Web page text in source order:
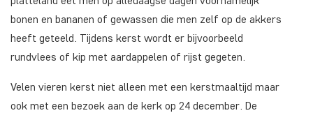
bonen en bananen of gewassen die men zelf op de akkers
heeft geteeld. Tijdens kerst wordt er bijvoorbeeld
rundvlees of kip met aardappelen of rijst gegeten.
Velen vieren kerst niet alleen met een kerstmaaltijd maar
ook met een bezoek aan de kerk op 24 december. De